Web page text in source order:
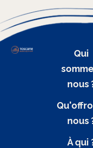
Qui
nous
nous
À qui